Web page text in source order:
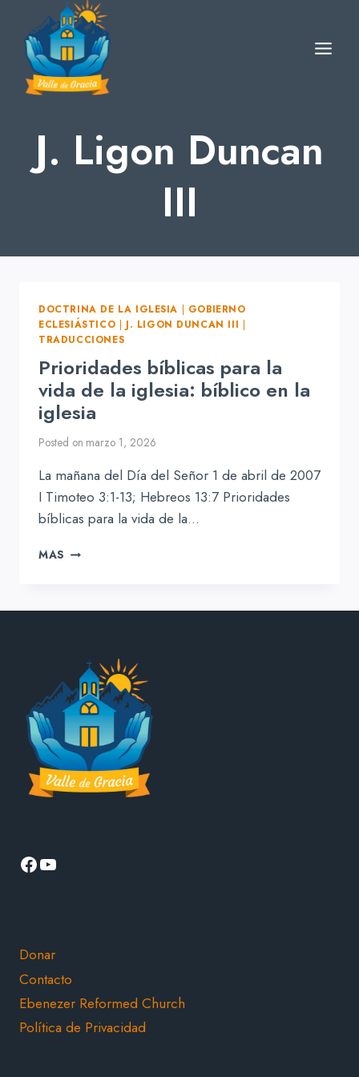
content
J. Ligon Duncan
III
DOCTRINA DE LA IGLESIA | GOBIERNO
ECLESIÁSTICO | J. LIGON DUNCAN III |
TRADUCCIONES
Prioridades bíblicas para la
vida de la iglesia: bíblico en la
iglesia
Posted on marzo 1, 2026
La mañana del Día del Señor 1 de abril de 2007
I Timoteo 3:1-13; Hebreos 13:7 Prioridades
bíblicas para la vida de la…
MAS PRIORIDADES
IGLESIA:
BÍBLICO
EN
LA
IGLESIA
Facebook
YouTube
Donar
Contacto
Ebenezer Reformed Church
Política de Privacidad